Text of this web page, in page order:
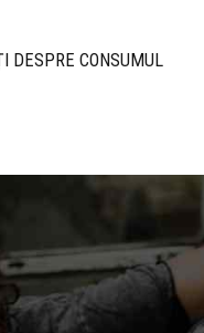
DESPRE CONSUMUL